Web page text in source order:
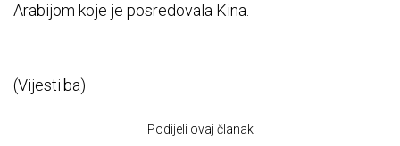
Arabijom koje je posredovala Kina.
(Vijesti.ba)
Podijeli ovaj članak